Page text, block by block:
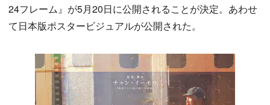
24フレーム』が5月20日に公開されることが決定。あわせ
て日本版ポスタービジュアルが公開された。